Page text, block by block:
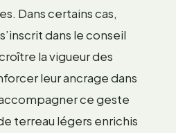
Dans certains cas,
dans le conseil
la vigueur des
leur ancrage dans
ce geste
terreau légers enrichis